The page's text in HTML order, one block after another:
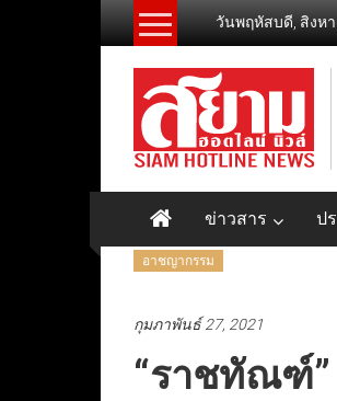
วันพฤหัสบดี, สิงหา
ข่าวสาร ป
อาชญากรรม
กุมภาพันธ์ 27, 2021
“ราชทัณฑ์